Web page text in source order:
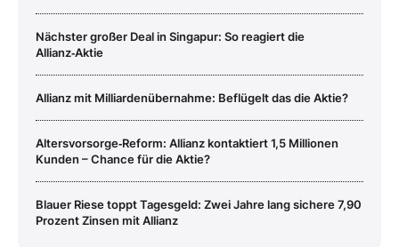
Nächster großer Deal in Singapur: So reagiert die
Allianz‑Aktie
Allianz mit Milliardenübernahme: Beflügelt das die Aktie?
Altersvorsorge‑Reform: Allianz kontaktiert 1,5 Millionen
Kunden – Chance für die Aktie?
Blauer Riese toppt Tagesgeld: Zwei Jahre lang sichere 7,90
Prozent Zinsen mit Allianz